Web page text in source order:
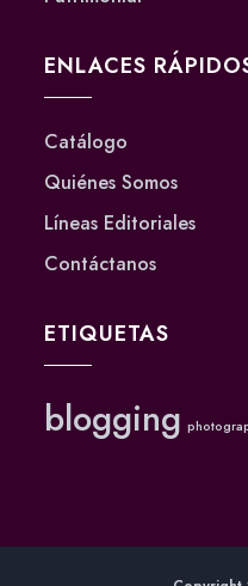
ENLACES
Catálogo
Quiénes Somos
Líneas Editoriales
Contáctanos
ETIQUETAS
blogging